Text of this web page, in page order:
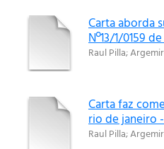
Carta aborda
Nº13/1/0159
Raul Pilla;
Carta faz
rio de janeiro -
Raul Pilla;